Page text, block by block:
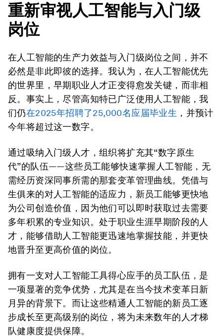
重新审视人工智能与入门级
岗位
在人工智能的生产力效益与入门级岗位之间，并不
必然是非此即彼的选择。我认为，在人工智能优先
的世界里，早期职业人才正变得愈发关键，而非相
反。事实上，尽管高知特已广泛使用人工智能，我
们仍在2025年招聘了25,000名应届毕业生 ，并预计
今年将超过这一数字。
通过吸纳入门级人才，组织将扩充其“数字原生
代”的队伍——这些员工能够快速掌握人工智能，无
需经历资深同事所需的那套变革管理曲线。凭借与
生俱来的对人工智能的适应力，新员工能够更快地
为公司创造价值，因为他们可以即时获取过去需要
多年积累的专业知识。处于职业生涯早期阶段的人
才，能够借助人工智能更迅速地掌握技能，并更快
地晋升至更高价值的岗位。
拥有一支对人工智能工具得心应手的员工队伍，是
一项显著的竞争优势，尤其是在当今技术变革日新
月异的背景下。而让这些精通人工智能的新员工逐
步成长至更高级别的岗位，将为未来数年的人才梯
队健康度提供保障。